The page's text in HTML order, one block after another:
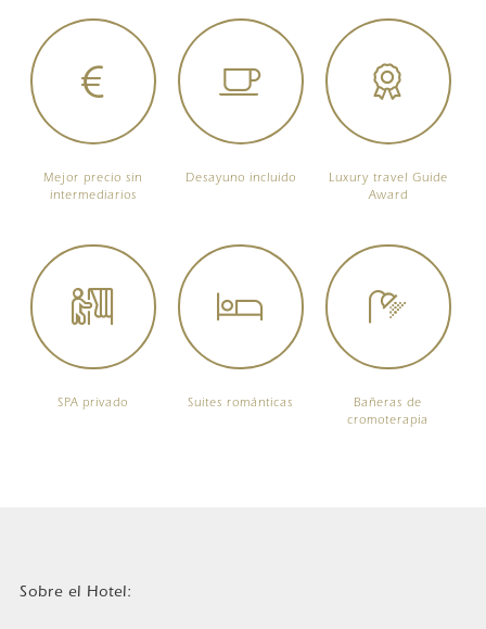
Mejor precio sin
intermediarios
Desayuno incluido
Luxury travel Guide
Award
SPA privado Suites románticas
Bañeras de
cromoterapia
Sobre el Hotel: